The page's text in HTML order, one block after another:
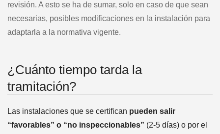
revisión. A esto se ha de sumar, solo en caso de que sean
necesarias, posibles modificaciones en la instalación para
adaptarla a la normativa vigente.
¿Cuánto tiempo tarda la
tramitación?
Las instalaciones que se certifican pueden salir
“favorables” o “no inspeccionables” (2-5 días) o por el